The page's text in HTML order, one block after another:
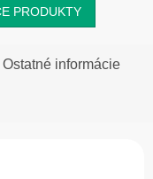
PRODUKTY
Ostatné informácie